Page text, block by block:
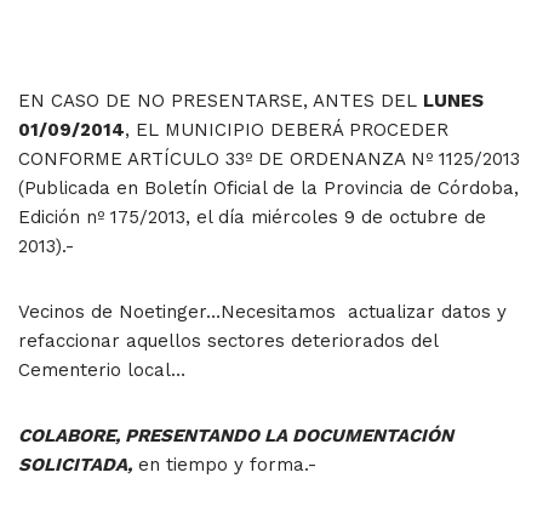
EN CASO DE NO PRESENTARSE, ANTES DEL LUNES
01/09/2014, EL MUNICIPIO DEBERÁ PROCEDER
CONFORME ARTÍCULO 33º DE ORDENANZA Nº 1125/2013
(Publicada en Boletín Oficial de la Provincia de Córdoba,
Edición nº 175/2013, el día miércoles 9 de octubre de
2013).-
Vecinos de Noetinger…Necesitamos actualizar datos y
refaccionar aquellos sectores deteriorados del
Cementerio local…
COLABORE, PRESENTANDO LA DOCUMENTACIÓN
SOLICITADA, en tiempo y forma.-